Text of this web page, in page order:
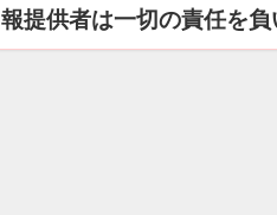
報提供者は一切の責任を負